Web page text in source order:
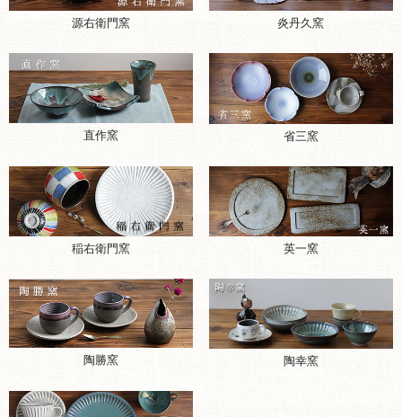
源右衛門窯 炎丹久窯
直作窯 省三窯
稲右衛門窯 英一窯
陶勝窯 陶幸窯